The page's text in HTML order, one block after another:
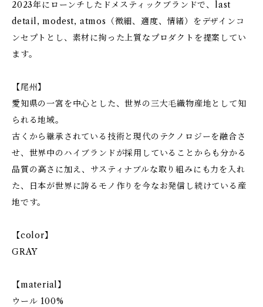
2023年にローンチしたドメスティックブランドで、last
detail, modest, atmos（微細、適度、情緒）をデザインコ
ンセプトとし、素材に拘った上質なプロダクトを提案してい
ます。
【尾州】
愛知県の一宮を中心とした、世界の三大毛織物産地として知
られる地域。
古くから継承されている技術と現代のテクノロジーを融合さ
せ、世界中のハイブランドが採用していることからも分かる
品質の高さに加え、サスティナブルな取り組みにも力を入れ
た、日本が世界に誇るモノ作りを今なお発信し続けている産
地です。
【color】
GRAY
【material】
ウール 100%